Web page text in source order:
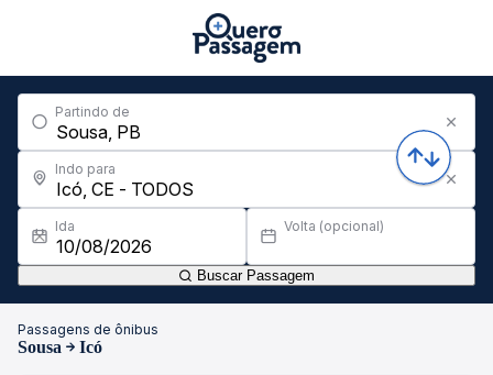
Partindo de
Indo para
Ida Volta (opcional)
Buscar Passagem
Passagens de ônibus
Sousa Icó